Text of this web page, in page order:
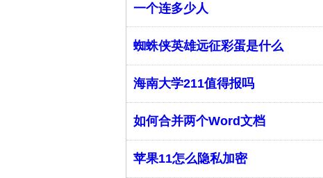
一个连多少人
蜘蛛侠英雄远征彩蛋是什么
海南大学211值得报吗
如何合并两个Word文档
苹果11怎么隐私加密